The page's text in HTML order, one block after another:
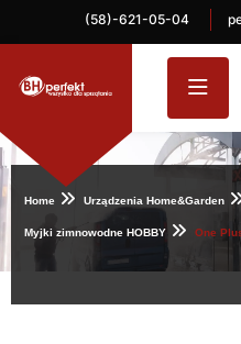
(58)-621-05-04
Home Urządzenia Home&Garden
Myjki zimnowodne HOBBY One